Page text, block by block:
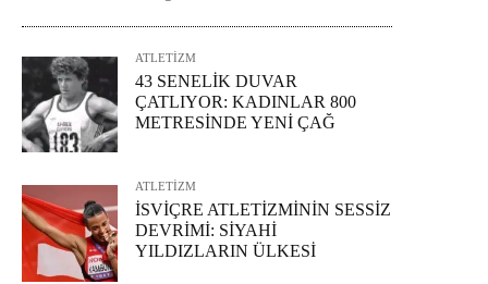
ATLETİZM
43 SENELİK DUVAR
ÇATLIYOR: KADINLAR 800
METRESİNDE YENİ ÇAĞ
ATLETİZM
İSVİÇRE ATLETİZMİNİN SESSİZ
DEVRİMİ: SİYAHİ
YILDIZLARIN ÜLKESİ